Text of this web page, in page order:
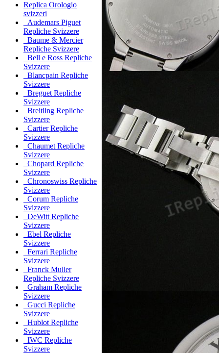
Replica Orologio
svizzeri
Audemars Piguet
Repliche Svizzere
Baume & Mercier
Repliche Svizzere
Bell e Ross Repliche
Svizzere
Blancpain Repliche
Svizzere
Breguet Repliche
Svizzere
Breitling Repliche
Svizzere
Cartier Repliche
Svizzere
Chaumet Repliche
Svizzere
Chopard Repliche
Svizzere
Chronoswiss Repliche
Svizzere
Corum Repliche
Svizzere
DeWitt Repliche
Svizzere
Ebel Repliche
Svizzere
Ferrari Repliche
Svizzere
Franck Muller
Repliche Svizzere
Graham Repliche
Svizzere
Gucci Repliche
Svizzere
Hublot Repliche
Svizzere
IWC Repliche
Svizzere